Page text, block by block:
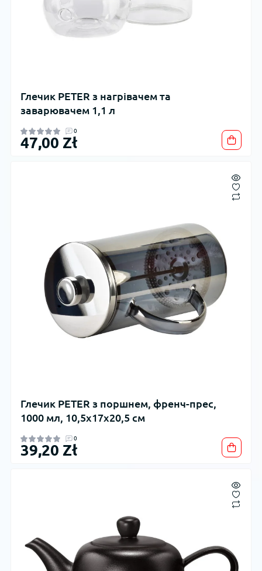
Глечик PETER з нагрівачем та
заварювачем 1,1 л
0
47,00 Zł
Глечик PETER з поршнем, френч-прес,
1000 мл, 10,5x17x20,5 см
0
39,20 Zł